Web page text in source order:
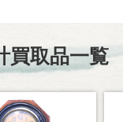
買取品一覧